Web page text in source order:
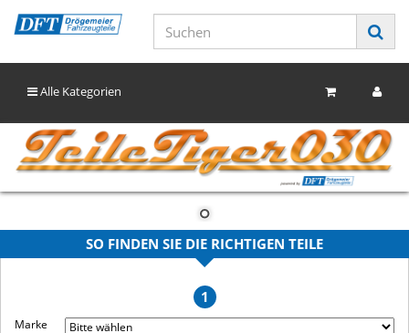
Alle Kategorien
SO FINDEN SIE DIE RICHTIGEN TEILE
1
Marke